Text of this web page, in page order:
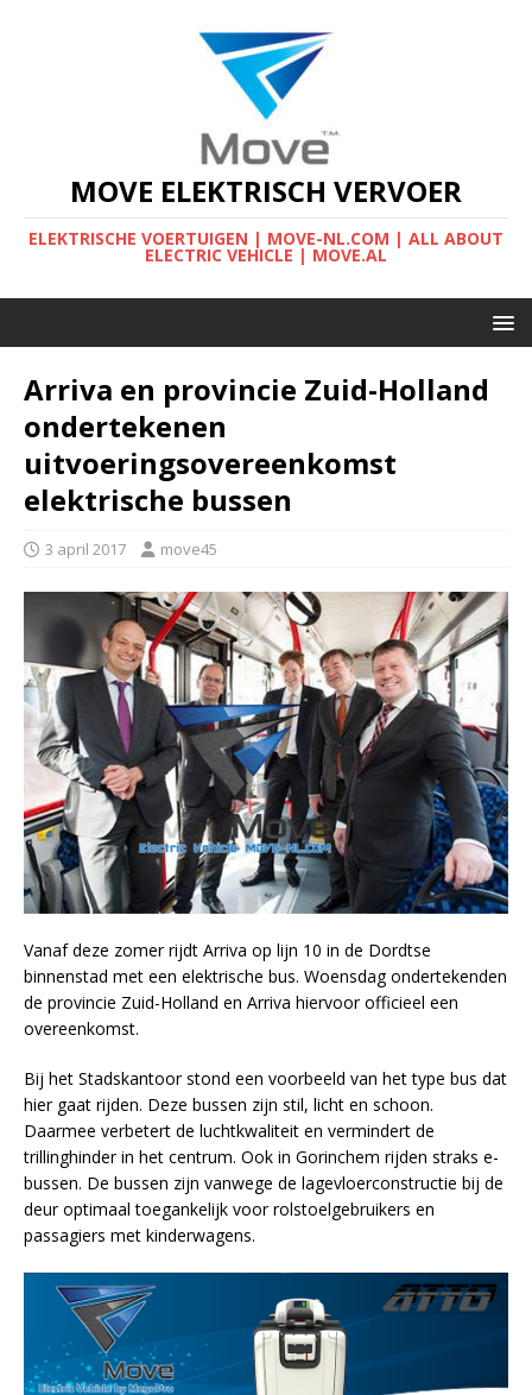
MOVE ELEKTRISCH VERVOER
ELEKTRISCHE VOERTUIGEN | MOVE-NL.COM | ALL ABOUT
ELECTRIC VEHICLE | MOVE.AL
Arriva en provincie Zuid-Holland
ondertekenen
uitvoeringsovereenkomst
elektrische bussen
3 april 2017 move45
Vanaf deze zomer rijdt Arriva op lijn 10 in de Dordtse
binnenstad met een elektrische bus. Woensdag ondertekenden
de provincie Zuid-Holland en Arriva hiervoor officieel een
overeenkomst.
Bij het Stadskantoor stond een voorbeeld van het type bus dat
hier gaat rijden. Deze bussen zijn stil, licht en schoon.
Daarmee verbetert de luchtkwaliteit en vermindert de
trillinghinder in het centrum. Ook in Gorinchem rijden straks e-
bussen. De bussen zijn vanwege de lagevloerconstructie bij de
deur optimaal toegankelijk voor rolstoelgebruikers en
passagiers met kinderwagens.